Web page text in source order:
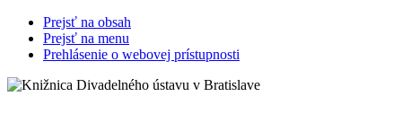
Prejsť na obsah
Prejsť na menu
Prehlásenie o webovej prístupnosti